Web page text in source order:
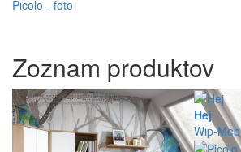
Zoznam produktov
Hej
Wip-Meb